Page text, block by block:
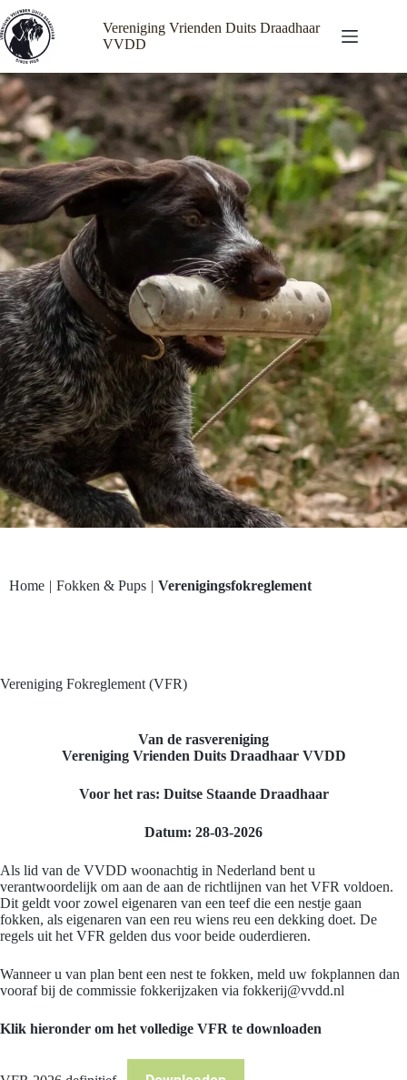
naar
de
inhoud
Vereniging Vrienden Duits Draadhaar
VVDD
Home | Fokken & Pups | Verenigingsfokreglement
Vereniging Fokreglement (VFR)
Van de rasvereniging
Vereniging Vrienden Duits Draadhaar VVDD
Voor het ras: Duitse Staande Draadhaar
Datum: 28-03-2026
Als lid van de VVDD woonachtig in Nederland bent u
verantwoordelijk om aan de aan de richtlijnen van het VFR voldoen.
Dit geldt voor zowel eigenaren van een teef die een nestje gaan
fokken, als eigenaren van een reu wiens reu een dekking doet. De
regels uit het VFR gelden dus voor beide ouderdieren.
Wanneer u van plan bent een nest te fokken, meld uw fokplannen dan
vooraf bij de commissie fokkerijzaken via fokkerij@vvdd.nl
Klik hieronder om het volledige VFR te downloaden